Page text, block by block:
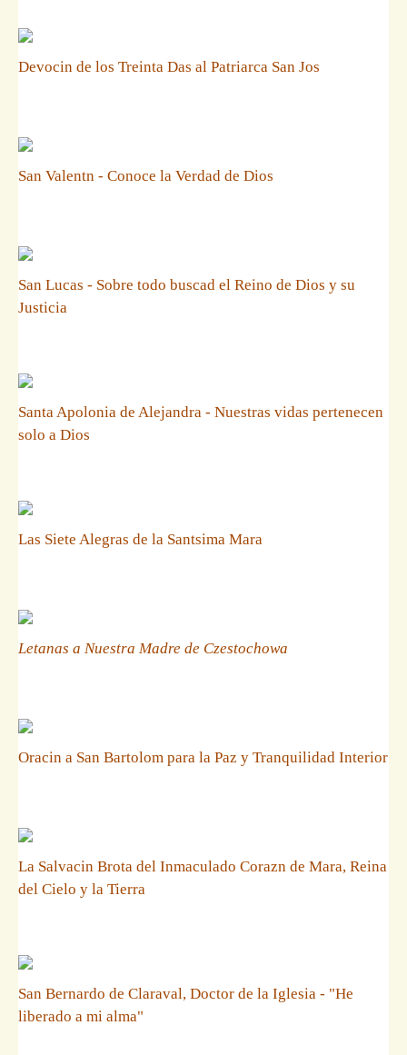
Devocin de los Treinta Das al Patriarca San Jos
San Valentn - Conoce la Verdad de Dios
San Lucas - Sobre todo buscad el Reino de Dios y su
Justicia
Santa Apolonia de Alejandra - Nuestras vidas pertenecen
solo a Dios
Las Siete Alegras de la Santsima Mara
Letanas a Nuestra Madre de Czestochowa
Oracin a San Bartolom para la Paz y Tranquilidad Interior
La Salvacin Brota del Inmaculado Corazn de Mara, Reina
del Cielo y la Tierra
San Bernardo de Claraval, Doctor de la Iglesia - "He
liberado a mi alma"